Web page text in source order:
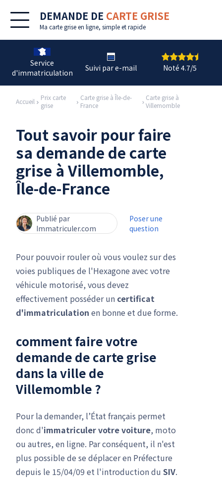
DEMANDE DE CARTE GRISE
Ma carte grise en ligne, simple et rapide
Service
d'immatriculation
Suivi par e-mail Noté 4.7/5
Accueil
Prix carte
grise
Carte grise à Île-de-
France
Carte grise à
Villemomble
Tout savoir pour faire
sa demande de carte
grise à Villemomble,
Île-de-France
Publié par
Immatriculer.com
Poser une
question
Pour pouvoir rouler où vous voulez sur des
voies publiques de l'Hexagone avec votre
véhicule motorisé, vous devez
effectivement posséder un certificat
d'immatriculation en bonne et due forme.
comment faire votre
demande de carte grise
dans la ville de
Villemomble ?
Pour la demander, l’État français permet
donc d'immatriculer votre voiture, moto
ou autres, en ligne. Par conséquent, il n'est
plus possible de se déplacer en Préfecture
depuis le 15/04/09 et l'introduction du SIV.